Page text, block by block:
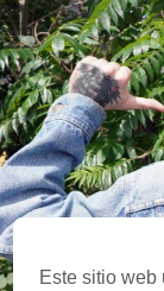
Este sitio